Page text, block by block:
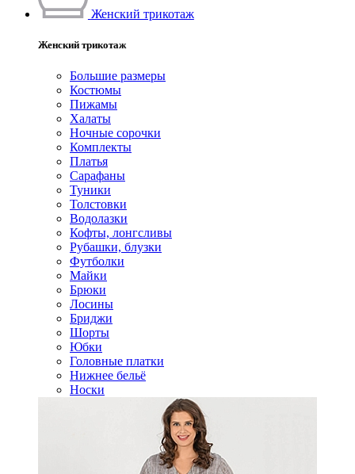
Женский трикотаж
Женский трикотаж
Большие размеры
Костюмы
Пижамы
Халаты
Ночные сорочки
Комплекты
Платья
Сарафаны
Туники
Толстовки
Водолазки
Кофты, лонгсливы
Рубашки, блузки
Футболки
Майки
Брюки
Лосины
Бриджи
Шорты
Юбки
Головные платки
Нижнее бельё
Носки